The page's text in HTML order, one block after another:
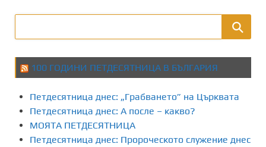
100 ГОДИНИ ПЕТДЕСЯТНИЦА В БЪЛГАРИЯ
Петдесятница днес: „Грабването” на Църквата
Петдесятница днес: А после – какво?
МОЯТА ПЕТДЕСЯТНИЦА
Петдесятница днес: Пророческото служение днес